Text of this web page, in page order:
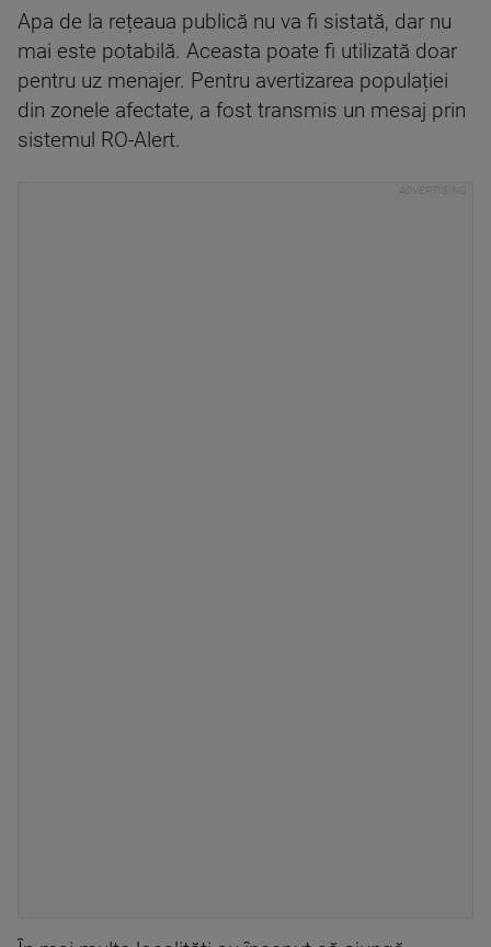
Apa de la rețeaua publică nu va fi sistată, dar nu
mai este potabilă. Aceasta poate fi utilizată doar
pentru uz menajer. Pentru avertizarea populației
din zonele afectate, a fost transmis un mesaj prin
sistemul RO-Alert.